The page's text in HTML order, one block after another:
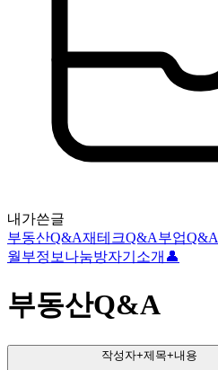
내가쓴글
부동산Q&A재테크Q&A부업Q&A
월부정보나눔방자기소개👤
부동산Q&A
작성자+제목+내용